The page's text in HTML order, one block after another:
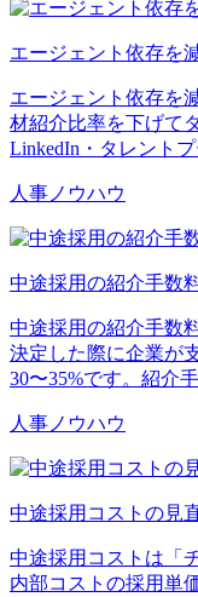
エージェント依存を
エージェント依存を
材紹介比率を下げて
LinkedIn・タレント
人事ノウハウ
中途採用の紹介手数
中途採用の紹介手数
決定した際に企業が
30〜35%です。紹介
人事ノウハウ
中途採用コストの見
中途採用コストは「
内部コストの採用単